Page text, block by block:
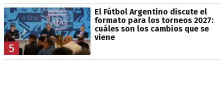
5
El Fútbol Argentino discute el
formato para los torneos 2027:
cuáles son los cambios que se
viene